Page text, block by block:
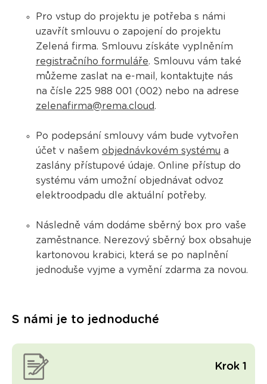
Pro vstup do projektu je potřeba s námi
uzavřít smlouvu o zapojení do projektu
Zelená firma. Smlouvu získáte vyplněním
registračního formuláře. Smlouvu vám také
můžeme zaslat na e-mail, kontaktujte nás
na čísle 225 988 001 (002) nebo na adrese
zelenafirma@rema.cloud.
Po podepsání smlouvy vám bude vytvořen
účet v našem objednávkovém systému a
zaslány přístupové údaje. Online přístup do
systému vám umožní objednávat odvoz
elektroodpadu dle aktuální potřeby.
Následně vám dodáme sběrný box pro vaše
zaměstnance. Nerezový sběrný box obsahuje
kartonovou krabici, která se po naplnění
jednoduše vyjme a vymění zdarma za novou.
S námi je to jednoduché
Krok 1